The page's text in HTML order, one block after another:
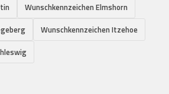
Wunschkennzeichen Elmshorn
Wunschkennzeichen Itzehoe